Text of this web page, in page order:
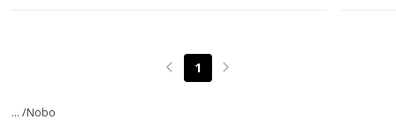
Page précédente
1 Page suivante
... /Nobo